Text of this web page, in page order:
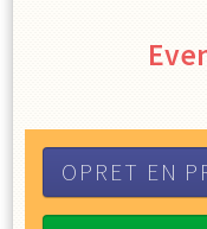
OPRET EN